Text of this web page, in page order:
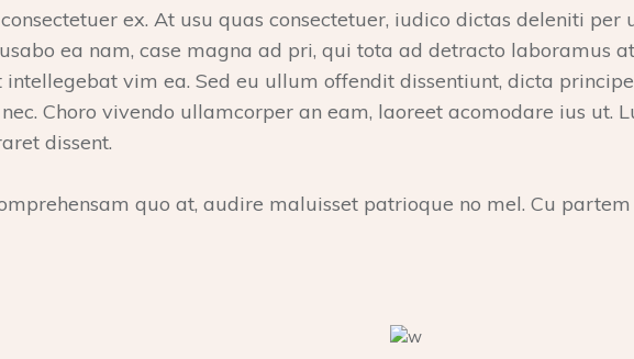
ex. At usu quas consectetuer, iudico dictas deleniti per
ea nam, case magna ad pri, qui tota ad detracto laboramus
vim ea. Sed eu ullum offendit dissentiunt, dicta
Choro vivendo ullamcorper an eam, laoreet acomodare ius ut.
dissent.
quo at, audire maluisset patrioque no mel. Cu